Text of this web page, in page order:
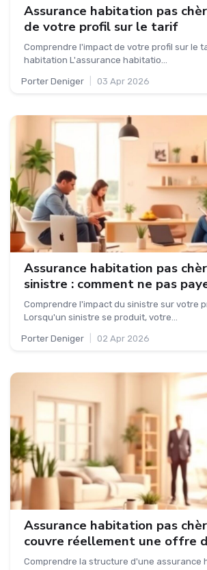
Assurance habitation pas
de votre profil sur le tarif
Comprendre l'impact de votre profil sur le
habitation L'assurance habitatio...
Porter Deniger 03 Apr 2026
Assurance habitation pas
sinistre : comment ne pas
Comprendre l'impact du sinistre sur votre
Lorsqu'un sinistre se produit, votre...
Porter Deniger 02 Apr 2026
Assurance habitation pas
couvre réellement une offre
Comprendre la structure d'une assurance